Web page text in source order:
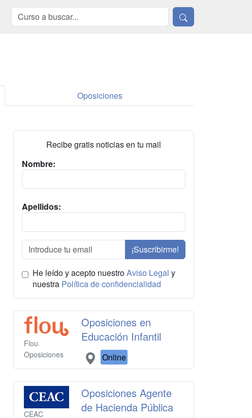
Oposiciones
Recibe gratis noticias en tu mail
Nombre:
Apellidos:
¡Suscribirme!
He leído y acepto nuestroAviso Legal y
nuestra Política de confidencialidad
Flou
Oposiciones
Oposiciones en
Educación Infantil
Online
CEAC
Oposiciones Agente
de Hacienda Pública